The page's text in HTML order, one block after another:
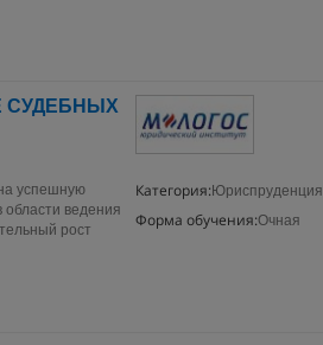
СУДЕБНЫХ
Категория: Юриспруденция
Форма обучения:Очная
успешную
области ведения
рост